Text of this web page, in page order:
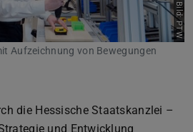
Bild: PTW
Aufzeichnung von Bewegungen
die Hessische Staatskanzlei –
und Entwicklung